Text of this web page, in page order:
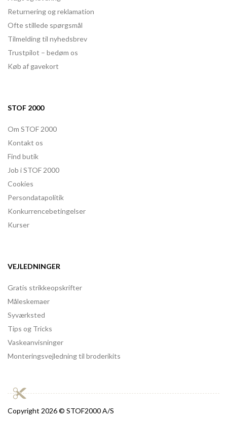
Returnering og reklamation
Ofte stillede spørgsmål
Tilmelding til nyhedsbrev
Trustpilot – bedøm os
Køb af gavekort
STOF 2000
Om STOF 2000
Kontakt os
Find butik
Job i STOF 2000
Cookies
Persondatapolitik
Konkurrencebetingelser
Kurser
VEJLEDNINGER
Gratis strikkeopskrifter
Måleskemaer
Syværksted
Tips og Tricks
Vaskeanvisninger
Monteringsvejledning til broderikits
Copyright 2026 © STOF2000 A/S